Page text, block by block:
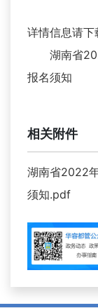
详情信息请下
湖南省
报名须知
相关附件
湖南省2022
须知.pdf